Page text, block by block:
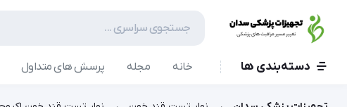
دسته‌بندی ها خانه مجله پرسش های متداول